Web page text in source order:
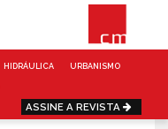
HIDRÁULICA URBANISMO
ASSINE A REVISTA